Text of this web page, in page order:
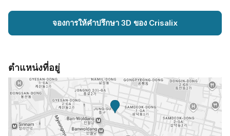
จองการให้คำปรึกษา 3D ของ Crisalix
ตำแหน่งที่อยู่